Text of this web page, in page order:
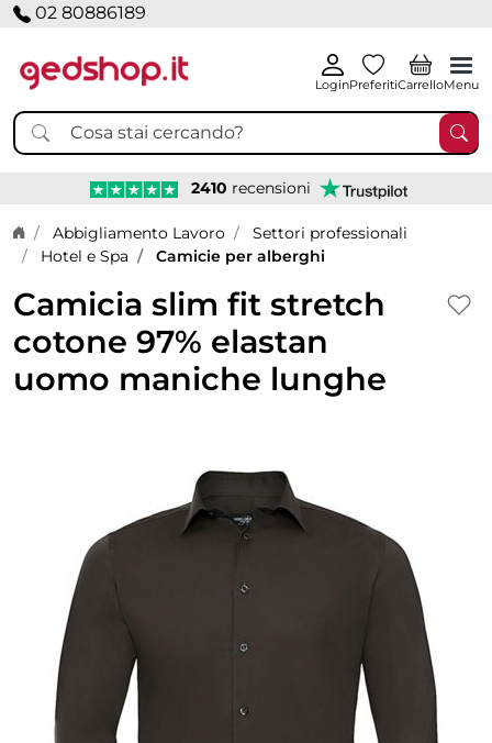
02 80886189
LoginPreferitiCarrelloMenu
2410 recensioni
Home page
Abbigliamento Lavoro
Settori professionali
Hotel e Spa
Camicie per alberghi
Camicia slim fit stretch
cotone 97% elastan
uomo maniche lunghe